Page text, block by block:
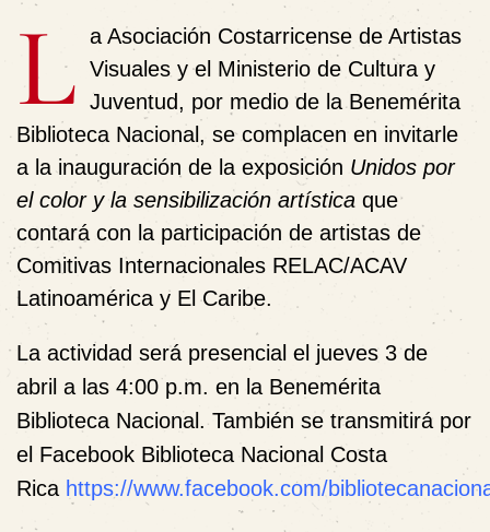
L a Asociación Costarricense de Artistas
Visuales y el Ministerio de Cultura y
Juventud, por medio de la Benemérita
Biblioteca Nacional, se complacen en invitarle
a la inauguración de la exposición Unidos por
el color y la sensibilización artística que
contará con la participación de artistas de
Comitivas Internacionales RELAC/ACAV
Latinoamérica y El Caribe.
La actividad será presencial el jueves 3 de
abril a las 4:00 p.m. en la Benemérita
Biblioteca Nacional.También se transmitirá por
el Facebook Biblioteca Nacional Costa
Rica https://www.facebook.com/